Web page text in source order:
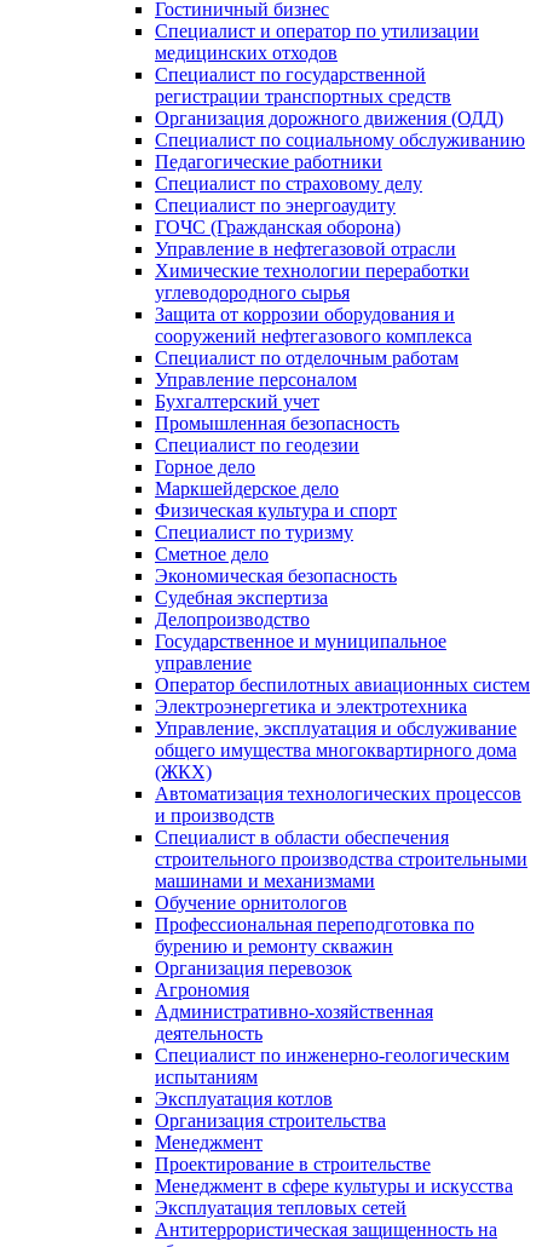
Гостиничный бизнес
Специалист и оператор по утилизации
медицинских отходов
Специалист по государственной
регистрации транспортных средств
Организация дорожного движения (ОДД)
Специалист по социальному обслуживанию
Педагогические работники
Специалист по страховому делу
Специалист по энергоаудиту
ГОЧС (Гражданская оборона)
Управление в нефтегазовой отрасли
Химические технологии переработки
углеводородного сырья
Защита от коррозии оборудования и
сооружений нефтегазового комплекса
Специалист по отделочным работам
Управление персоналом
Бухгалтерский учет
Промышленная безопасность
Специалист по геодезии
Горное дело
Маркшейдерское дело
Физическая культура и спорт
Специалист по туризму
Сметное дело
Экономическая безопасность
Судебная экспертиза
Делопроизводство
Государственное и муниципальное
управление
Оператор беспилотных авиационных систем
Электроэнергетика и электротехника
Управление, эксплуатация и обслуживание
общего имущества многоквартирного дома
(ЖКХ)
Автоматизация технологических процессов
и производств
Специалист в области обеспечения
строительного производства строительными
машинами и механизмами
Обучение орнитологов
Профессиональная переподготовка по
бурению и ремонту скважин
Организация перевозок
Агрономия
Административно-хозяйственная
деятельность
Специалист по инженерно-геологическим
испытаниям
Эксплуатация котлов
Организация строительства
Менеджмент
Проектирование в строительстве
Менеджмент в сфере культуры и искусства
Эксплуатация тепловых сетей
Антитеррористическая защищенность на